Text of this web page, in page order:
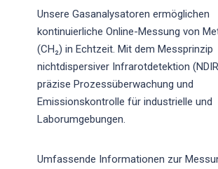
Unsere Gasanalysatoren ermöglichen
kontinuierliche Online-Messung von
(CH₂) in Echtzeit. Mit dem Messprinzip
nichtdispersiver Infrarotdetektion
präzise Prozessüberwachung und
Emissionskontrolle für industrielle und
Laborumgebungen.
Umfassende Informationen zur